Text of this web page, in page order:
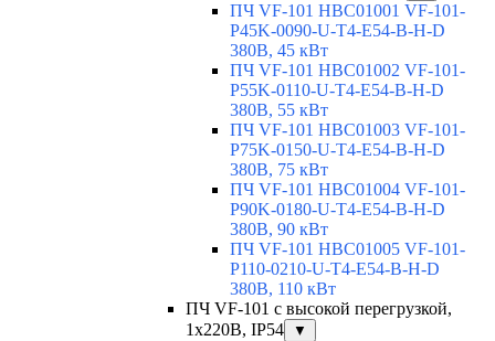
ПЧ VF-101 HBC01001 VF-101-
P45K-0090-U-T4-E54-B-H-D
380В, 45 кВт
ПЧ VF-101 HBC01002 VF-101-
P55K-0110-U-T4-E54-B-H-D
380В, 55 кВт
ПЧ VF-101 HBC01003 VF-101-
P75K-0150-U-T4-E54-B-H-D
380В, 75 кВт
ПЧ VF-101 HBC01004 VF-101-
P90K-0180-U-T4-E54-B-H-D
380В, 90 кВт
ПЧ VF-101 HBC01005 VF-101-
P110-0210-U-T4-E54-B-H-D
380В, 110 кВт
ПЧ VF-101 с высокой перегрузкой,
1х220В, IP54
▼